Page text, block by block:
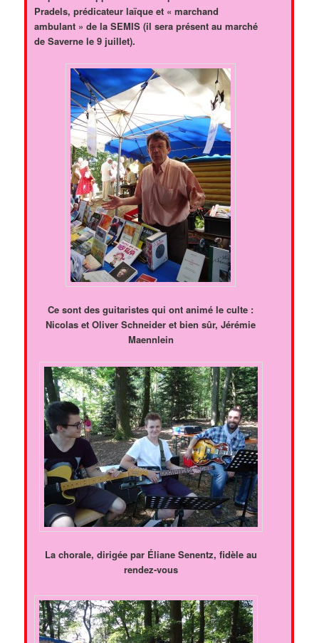
Pradels, prédicateur laïque et « marchand
ambulant » de la SEMIS (il sera présent au marché
de Saverne le 9 juillet).
Ce sont des guitaristes qui ont animé le culte :
Nicolas et Oliver Schneider et bien sûr, Jérémie
Maennlein
La chorale, dirigée par Éliane Senentz, fidèle au
rendez-vous